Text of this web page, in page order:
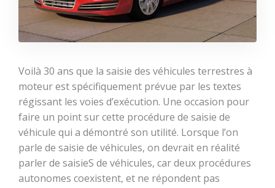
Voilà 30 ans que la saisie des véhicules terrestres à
moteur est spécifiquement prévue par les textes
régissant les voies d’exécution. Une occasion pour
faire un point sur cette procédure de saisie de
véhicule qui a démontré son utilité. Lorsque l’on
parle de saisie de véhicules, on devrait en réalité
parler de saisieS de véhicules, car deux procédures
autonomes coexistent, et ne répondent pas